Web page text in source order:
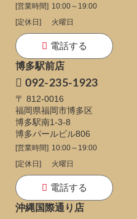
[営業時間] 10:00～19:00
[定休日]
火曜日
電話する
博多駅前店
092-235-1923
〒 812-0016
福岡県福岡市博多区
博多駅南1-3-8
博多パールビル806
[営業時間] 10:00～19:00
[定休日]
火曜日
電話する
沖縄国際通り店